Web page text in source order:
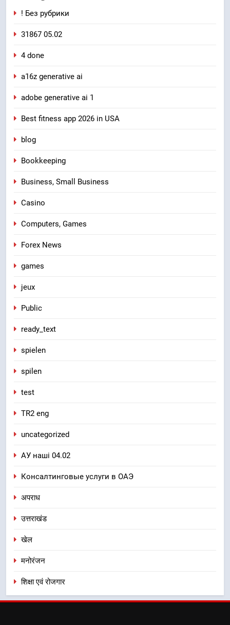
! Без рубрики
31867 05.02
4 done
a16z generative ai
adobe generative ai 1
Best fitness app 2026 in USA
blog
Bookkeeping
Business, Small Business
Casino
Computers, Games
Forex News
games
jeux
Public
ready_text
spielen
spilen
test
TR2 eng
uncategorized
АУ наші 04.02
Консалтинговые услуги в ОАЭ
अपराध
उत्तराखंड
खेल
मनोरंजन
शिक्षा एवं रोजगार